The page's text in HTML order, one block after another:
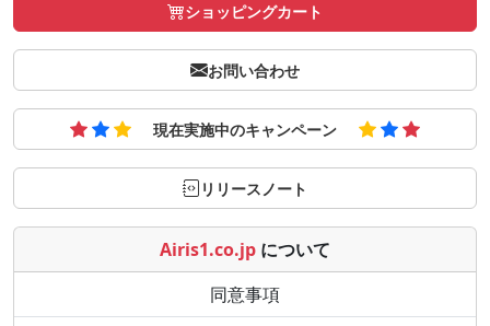
ショッピングカート
お問い合わせ
現在実施中のキャンペーン
リリースノート
Airis1.co.jp について
同意事項